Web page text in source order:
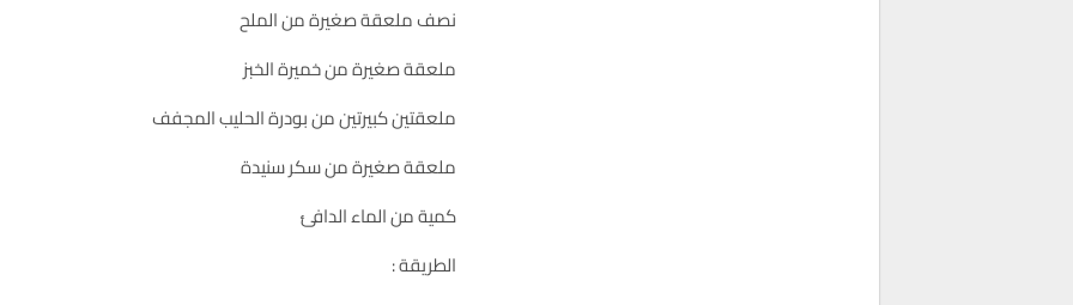
نصف ملعقة صغيرة من الملح
ملعقة صغيرة من خميرة الخبز
ملعقتين كبيرتين من بودرة الحليب المجفف
ملعقة صغيرة من سكر سنيدة
كمية من الماء الدافئ
الطريقة :